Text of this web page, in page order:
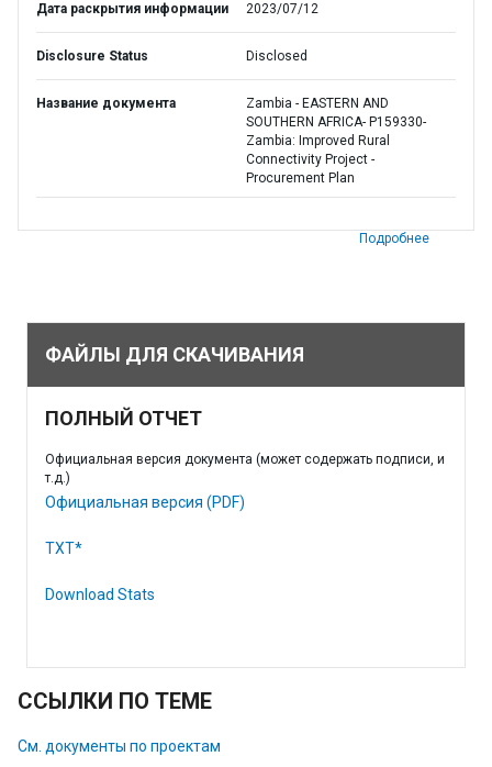
Дата раскрытия информации 2023/07/12
Disclosure Status Disclosed
Название документа
Zambia - EASTERN AND
SOUTHERN AFRICA- P159330-
Zambia: Improved Rural
Connectivity Project -
Procurement Plan
Подробнее
ФАЙЛЫ ДЛЯ СКАЧИВАНИЯ
ПОЛНЫЙ ОТЧЕТ
Официальная версия документа (может содержать подписи, и
т.д.)
Официальная версия (PDF)
TXT*
Download Stats
ССЫЛКИ ПО ТЕМЕ
См. документы по проектам